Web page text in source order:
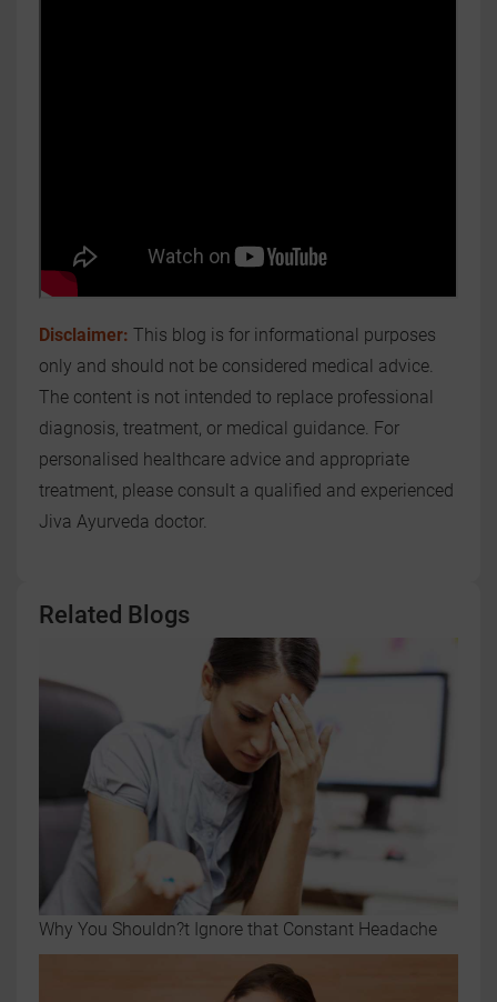
Disclaimer: This blog is for informational purposes
only and should not be considered medical advice.
The content is not intended to replace professional
diagnosis, treatment, or medical guidance. For
personalised healthcare advice and appropriate
treatment, please consult a qualified and experienced
Jiva Ayurveda doctor.
Related Blogs
Why You Shouldn?t Ignore that Constant Headache